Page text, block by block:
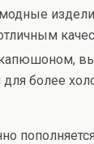
более